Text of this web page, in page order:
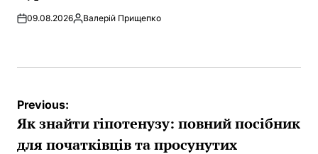
09.08.2026Posted
Валерій Прищепко
Post
navigation
Previous:
Як знайти гіпотенузу: повний посібник
для початківців та просунутих